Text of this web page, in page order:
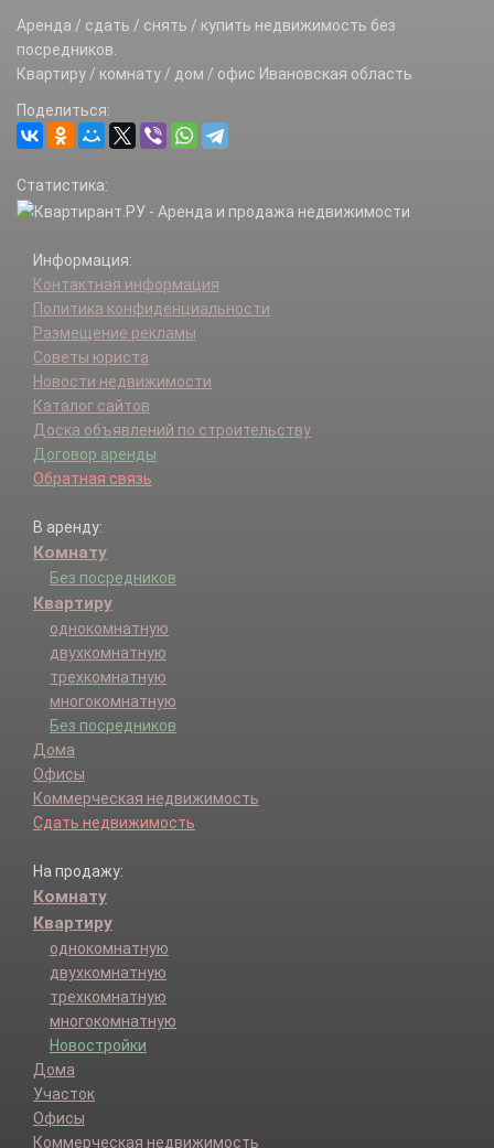
Аренда / сдать / снять / купить недвижимость без
посредников.
Квартиру / комнату / дом / офис Ивановская область
Поделиться:
Статистика:
Информация:
Контактная информация
Политика конфиденциальности
Размещение рекламы
Советы юриста
Новости недвижимости
Каталог сайтов
Доска объявлений по строительству
Договор аренды
Обратная связь
В аренду:
Комнату
Без посредников
Квартиру
однокомнатную
двухкомнатную
трехкомнатную
многокомнатную
Без посредников
Дома
Офисы
Коммерческая недвижимость
Сдать недвижимость
На продажу:
Комнату
Квартиру
однокомнатную
двухкомнатную
трехкомнатную
многокомнатную
Новостройки
Дома
Участок
Офисы
Коммерческая недвижимость